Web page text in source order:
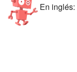
En inglés: